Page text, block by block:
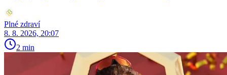
Plné zdraví
8. 8. 2026, 20:07
2 min